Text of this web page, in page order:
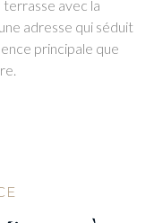
avec la
adresse qui séduit
principale que